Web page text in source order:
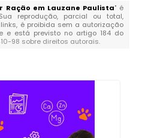
Ração em Lauzane Paulista" é
reprodução, parcial ou total,
é proibida sem a autorização
e está previsto no artigo 184 do
98 sobre direitos autorais.